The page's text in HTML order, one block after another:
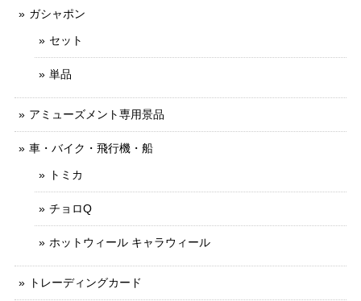
ガシャポン
セット
単品
アミューズメント専用景品
車・バイク・飛行機・船
トミカ
チョロQ
ホットウィール キャラウィール
トレーディングカード